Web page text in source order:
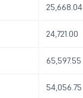
25,668.04
24,721.00
65,597.55
54,056.75